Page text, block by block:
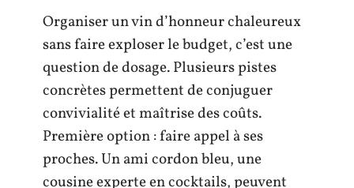
Organiser un vin d’honneur chaleureux
sans faire exploser le budget, c’est une
question de dosage. Plusieurs pistes
concrètes permettent de conjuguer
convivialité et maîtrise des coûts.
Première option : faire appel à ses
proches. Un ami cordon bleu, une
cousine experte en cocktails, peuvent